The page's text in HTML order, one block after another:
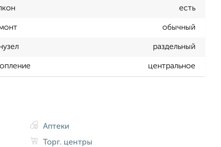
есть
обычный
раздельный
центральное
Аптеки
Торг. центры